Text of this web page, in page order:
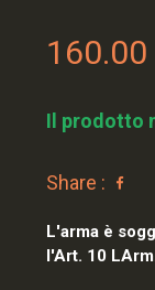
160.00
Il prodotto
Share :
L'arma è
l'Art. 10